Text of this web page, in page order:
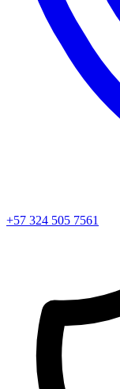
+57 324 505 7561